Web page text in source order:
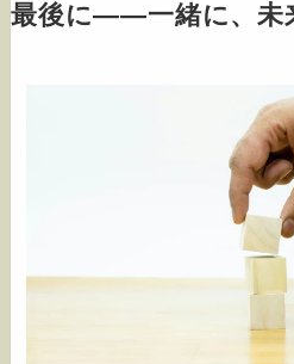
最後に――一緒に、未